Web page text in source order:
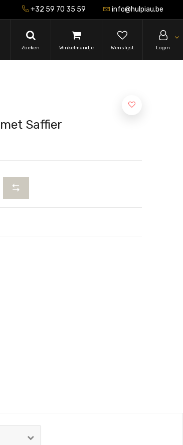
+32 59 70 35 59 info@hulpiau.be
Zoeken Winkelmandje Wenslijst Login
Saffier